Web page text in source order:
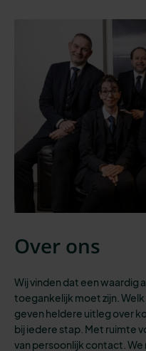
Over ons
Wij vinden dat een waardig
toegankelijk moet zijn.
geven heldere uitleg over
bij iedere stap. Met ruimte
van persoonlijk contact.